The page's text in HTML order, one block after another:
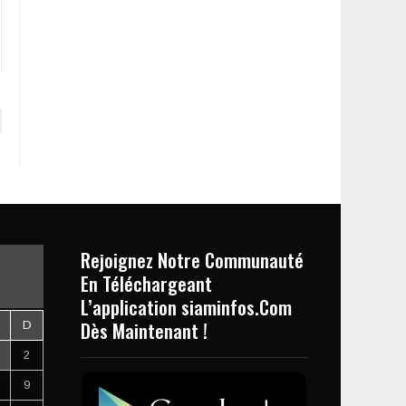
D
2
9
Rejoignez Notre Communauté
En Téléchargeant
L’application siaminfos.Com
Dès Maintenant !